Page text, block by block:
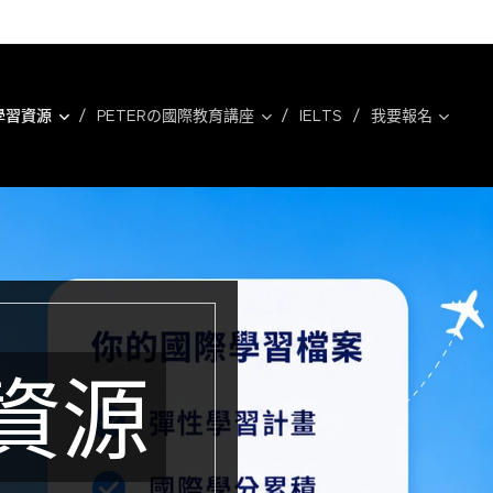
習資源 PETERの國際教育講座 IELTS 我要報名
源